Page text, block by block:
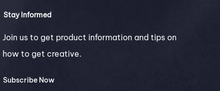
Stay Informed
Join us to get product information and tips on
how to get creative.
Subscribe Now